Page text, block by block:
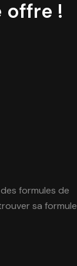
offre !
formules de
sa formule